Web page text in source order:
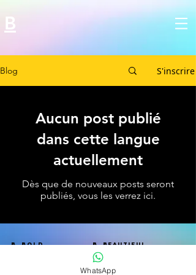
B
Blog S'inscrire
Aucun post publié
dans cette langue
actuellement
Dès que de nouveaux posts seront
publiés, vous les verrez ici.
B BOLD B Beautiful
B badass B BANANAS
WhatsApp